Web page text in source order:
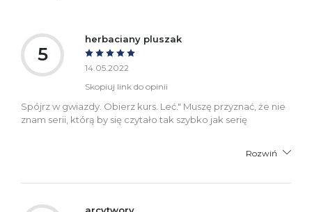
5
herbaciany pluszak
14.05.2022
Skopiuj link do opinii
Spójrz w gwiazdy. Obierz kurs. Leć." Muszę przyznać, że nie
znam serii, którą by się czytało tak szybko jak serię
Rozwiń